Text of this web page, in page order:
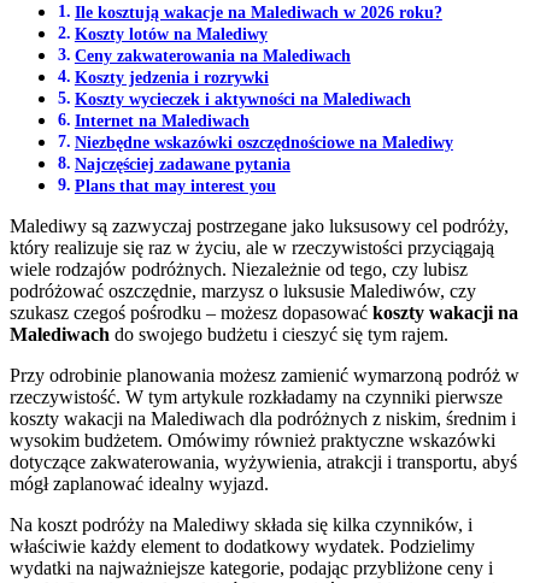
Ile kosztują wakacje na Malediwach w 2026 roku?
Koszty lotów na Malediwy
Ceny zakwaterowania na Malediwach
Koszty jedzenia i rozrywki
Koszty wycieczek i aktywności na Malediwach
Internet na Malediwach
Niezbędne wskazówki oszczędnościowe na Malediwy
Najczęściej zadawane pytania
Plans that may interest you
Malediwy są zazwyczaj postrzegane jako luksusowy cel podróży,
który realizuje się raz w życiu, ale w rzeczywistości przyciągają
wiele rodzajów podróżnych. Niezależnie od tego, czy lubisz
podróżować oszczędnie, marzysz o luksusie Malediwów, czy
szukasz czegoś pośrodku – możesz dopasować koszty wakacji na
Malediwach do swojego budżetu i cieszyć się tym rajem.
Przy odrobinie planowania możesz zamienić wymarzoną podróż w
rzeczywistość. W tym artykule rozkładamy na czynniki pierwsze
koszty wakacji na Malediwach dla podróżnych z niskim, średnim i
wysokim budżetem. Omówimy również praktyczne wskazówki
dotyczące zakwaterowania, wyżywienia, atrakcji i transportu, abyś
mógł zaplanować idealny wyjazd.
Na koszt podróży na Malediwy składa się kilka czynników, i
właściwie każdy element to dodatkowy wydatek. Podzielimy
wydatki na najważniejsze kategorie, podając przybliżone ceny i